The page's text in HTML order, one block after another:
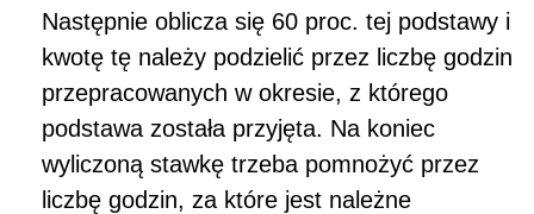
Następnie oblicza się 60 proc. tej podstawy i
kwotę tę należy podzielić przez liczbę godzin
przepracowanych w okresie, z którego
podstawa została przyjęta. Na koniec
wyliczoną stawkę trzeba pomnożyć przez
liczbę godzin, za które jest należne